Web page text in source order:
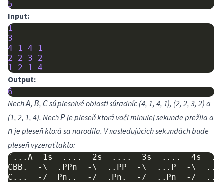
5
Input:
1
3
4
1 4
1
2
2 3
2
1
2 1 4
Output:
6
NechA, B, Csú plesnivé oblasti súradníc (4, 1, 4, 1), (2, 2, 3, 2) a
(1, 2, 1, 4). NechPje pleseň ktorá voči minulej sekunde prežila a
n je pleseň ktorá sa narodila. V nasledujúcich sekundách bude
pleseň vyzerať takto:
`...A  1s  ....  2s  ....  3s  ....  4s
CBB.  -\  .PPn  -\  ..PP  -\  ...P  -\
C...  -/  Pn..  -/  .Pn.  -/  ..Pn  -/